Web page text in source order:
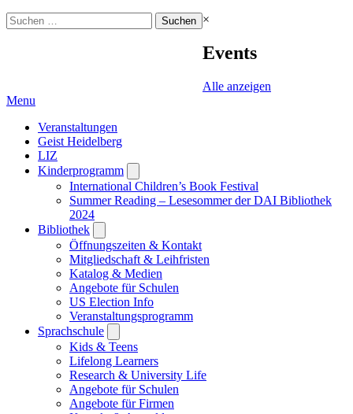
Suchen
nach:
×
Events
Alle anzeigen
Menu
Veranstaltungen
Geist Heidelberg
LIZ
Kinderprogramm
submenu
International Children’s Book Festival
Summer Reading – Lesesommer der DAI Bibliothek
2024
Bibliothek
submenu
Öffnungszeiten & Kontakt
Mitgliedschaft & Leihfristen
Katalog & Medien
Angebote für Schulen
US Election Info
Veranstaltungsprogramm
Sprachschule
submenu
Kids & Teens
Lifelong Learners
Research & University Life
Angebote für Schulen
Angebote für Firmen